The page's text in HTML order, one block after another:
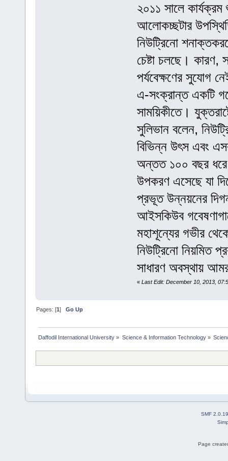
২০১১ সালে
আলোকচ্ছটার
নিউট্রিনো
চেষ্টা চলছে। কারণ,
পর্যবেক্ষণের সুযোগ
এ-সংক্রান্ত একটি
সাময়িকীতে।
সুলিভান বলেন,
বিভিন্ন উৎস এবং
অন্তত ১০০ বছর ধরে
উপকরণ এসেছে যা
প্রভূত উন্নয়নের
আইসকিউব
মহাশূন্যের গভীর
নিউট্রিনো নিয়মিত
সাধারণ অবস্থায়
« Last Edit: December 10, 2013,
Pages: [1]Go Up
Daffodil International University » Science & Information Technology»
SMF 2.0.19
Page